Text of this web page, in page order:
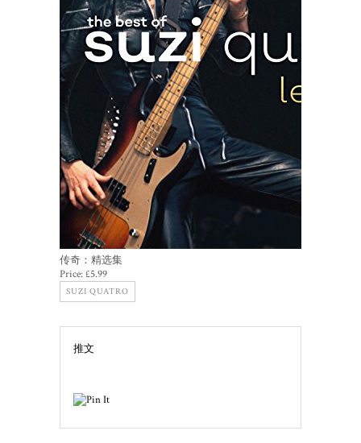
传奇：精选集
Price:£5.99
SUZI QUATRO
推文